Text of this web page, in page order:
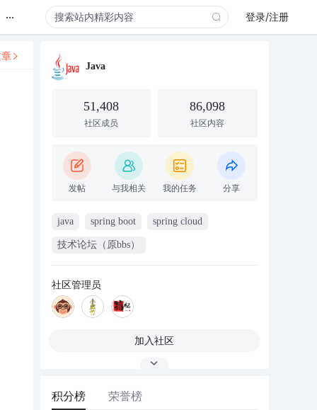
... 登录/注册
Java
51,408
社区成员
86,098
社区内容
发帖 与我相关 我的任务 分享
java spring boot spring cloud
技术论坛（原bbs）
社区管理员
加入社区
积分榜 荣誉榜